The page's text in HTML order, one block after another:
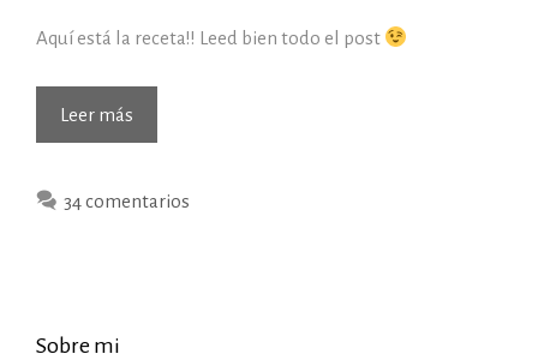
Aquí está la receta!! Leed bien todo el post
Leer más
de
de
34 comentarios
Sobre mi